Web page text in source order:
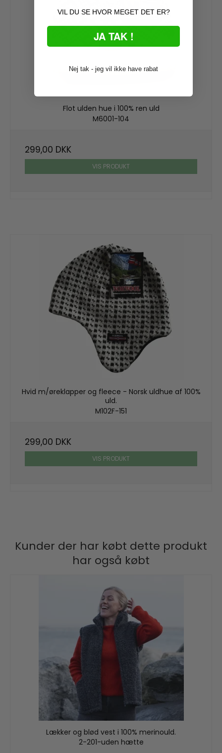
Flot ulden hue i 100% ren uld
M6001-104
299,00 DKK
VIS PRODUKT
Hvid m/øreklapper og fleece - Norsk uldhue af 100%
uld.
M102F-151
299,00 DKK
VIS PRODUKT
Kunder der har købt dette produkt
har også købt
Lækker og blød vest i 100% merinould.
2-201-uden hætte
VIL DU SE HVOR MEGET DET ER?
JA TAK !
Nej tak - jeg vil ikke have rabat